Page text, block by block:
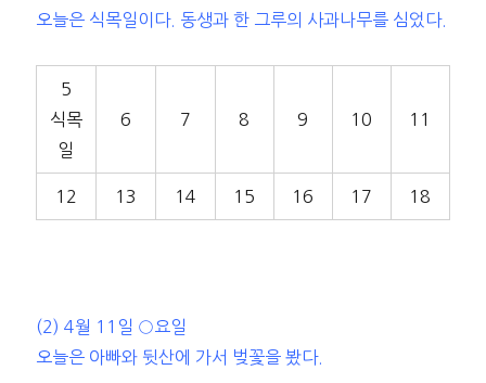
오늘은 식목일이다. 동생과 한 그루의 사과나무를 심었다.
5
식목
일
6 7 8 9 10 11
12 13 14 15 16 17 18
(2) 4월 11일 ○요일
오늘은 아빠와 뒷산에 가서 벚꽃을 봤다.